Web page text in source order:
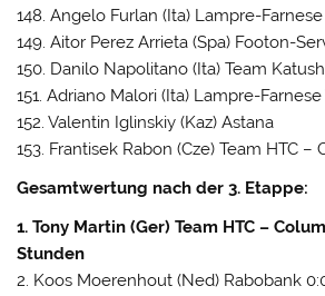
148. Angelo Furlan (Ita) Lampre-
149. Aitor Perez Arrieta (Spa) Footon-
150. Danilo Napolitano (Ita) Team
151. Adriano Malori (Ita) Lampre-Farnese
152. Valentin Iglinskiy (Kaz) Astana
153. Frantisek Rabon (Cze) Team HTC –
Gesamtwertung nach der 3. Etappe:
1. Tony Martin (Ger) Team HTC –
Stunden
2. Koos Moerenhout (Ned) Rabobank